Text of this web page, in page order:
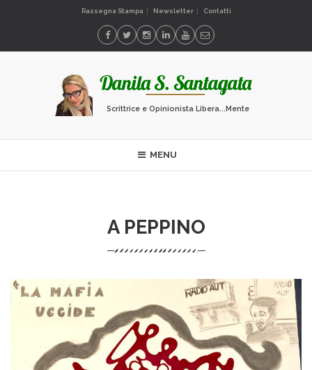
Rassegna Stampa Newsletter Contatti
Scrittrice e Opinionista Libera...Mente
MENU
A PEPPINO